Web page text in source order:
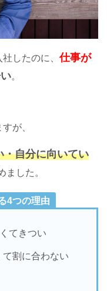
求人の年収UP!!
ゲット
社したのに、仕事が
。
が、
・自分に向いてい
ました。
4つの理由
てきつい
割に合わない